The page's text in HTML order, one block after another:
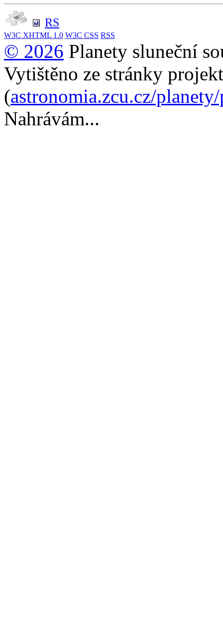
RS
W3C XHTML 1.0 W3C CSS RSS
© 2026 Planety sluneční
Vytištěno ze stránky
(astronomia.zcu.cz/
Nahrávám...